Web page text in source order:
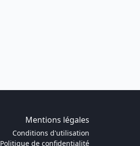
Mentions légales
Conditions d'utilisation
Politique de confidentialité